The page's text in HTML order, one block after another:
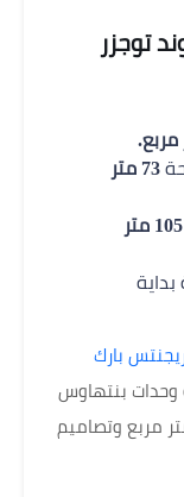
توجزر
73 متر
105 متر
بارك
بنتهاوس
دوبلكس بمساحات تصل حتى 365 متر مربع وتصاميم